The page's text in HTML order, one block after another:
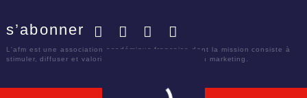
s’abonner
L'afm est une association académique française dont la mission consiste à
stimuler, diffuser et valoriser le savoir scientifique en marketing.